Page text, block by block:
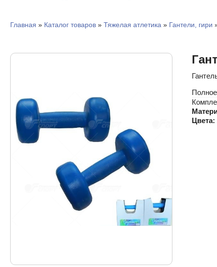
Главная » Каталог товаров» Тяжелая атлетика » Гантели, гири
Цвета: